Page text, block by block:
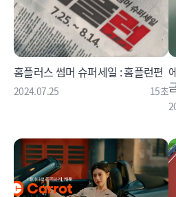
홈플러스 썸머 슈퍼세일 : 홈플런편
2024.07.25 15초